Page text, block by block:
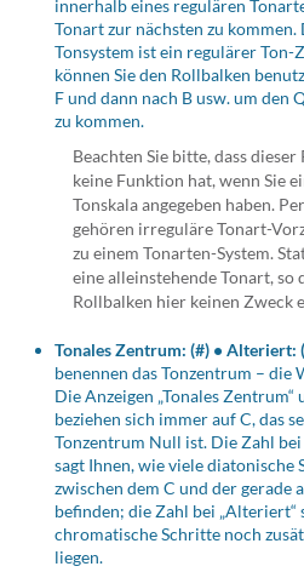
innerhalb eines regulären
Tonart zur nächsten zu kommen.
Tonsystem ist ein regulärer Ton-
können Sie den Rollbalken
F und dann nach B usw. um den
zu kommen.
Beachten Sie bitte, dass dieser
keine Funktion hat, wenn Sie
Tonskala angegeben haben.
gehören irreguläre Tonart-
zu einem Tonarten-System.
eine alleinstehende Tonart, so
Rollbalken hier keinen Zweck
Tonales Zentrum: (#) • Alteriert:
benennen das Tonzentrum – die
Die Anzeigen „Tonales Zentrum“
beziehen sich immer auf C, das
Tonzentrum Null ist. Die Zahl bei
sagt Ihnen, wie viele diatonische
zwischen dem C und der gerade
befinden; die Zahl bei „Alteriert“
chromatische Schritte noch
liegen.